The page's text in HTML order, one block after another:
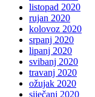
listopad 2020
rujan 2020
kolovoz 2020
srpanj 2020
lipanj 2020
svibanj 2020
travanj 2020
ožujak 2020
siječanj 2020